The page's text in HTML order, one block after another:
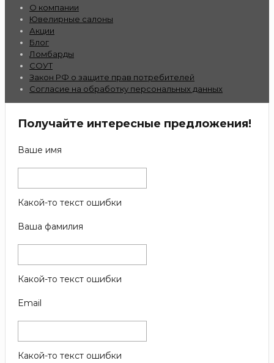
О компании
Ювелирные салоны
Акции
Блог
Ломбарды
СОУТ
Закон РФ о защите прав потребителей
Согласие на обработку персональных данных
Получайте интересные предложения!
Ваше имя
Какой-то текст ошибки
Ваша фамилия
Какой-то текст ошибки
Email
Какой-то текст ошибки